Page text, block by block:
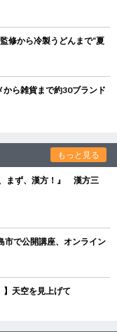
修から冷製うどんまで“夏
ら雑貨まで約30ブランド
もっと見る
まず、漢方！』 漢方三
で公開講座、オンライン
】天空を見上げて